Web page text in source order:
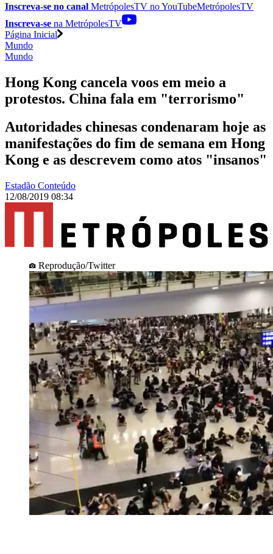
Inscreva-se no canal MetrópolesTV noYouTubeMetrópolesTV
Inscreva-se na MetrópolesTV
Página Inicial
Mundo
Mundo
Hong Kong cancela voos em meio a
protestos. China fala em "terrorismo"
Autoridades chinesas condenaram hoje as
manifestações do fim de semana em Hong
Kong e as descrevem como atos "insanos"
Estadão Conteúdo
12/08/2019 08:34
Reprodução/Twitter